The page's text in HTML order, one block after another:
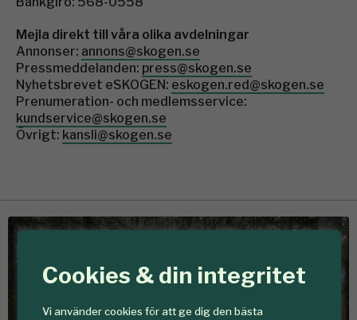
Cookies & din integritet
Vi använder cookies för att ge dig den bästa
Mejla direkt till våra olika avdelningar
Annonser: annons@skogen.se
Pressmeddelanden: press@skogen.se
Nyhetsbrevet eSKOGEN: eskogen.red@skogen.se
Prenumeration- och medlemsservice:
kundservice@skogen.se
Övrigt: kansli@skogen.se